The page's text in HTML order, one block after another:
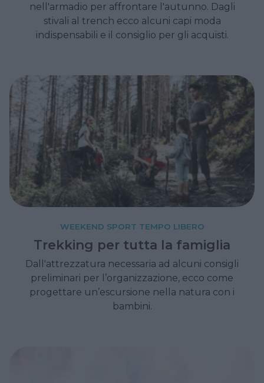
nell'armadio per affrontare l'autunno. Dagli
stivali al trench ecco alcuni capi moda
indispensabili e il consiglio per gli acquisti.
WEEKEND SPORT TEMPO LIBERO
Trekking per tutta la famiglia
Dall'attrezzatura necessaria ad alcuni consigli
preliminari per l’organizzazione, ecco come
progettare un’escursione nella natura con i
bambini.